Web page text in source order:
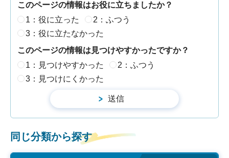
このページの情報はお役に立ちましたか？
1：役に立った
2：ふつう
3：役に立たなかった
このページの情報は見つけやすかったですか？
1：見つけやすかった
2：ふつう
3：見つけにくかった
同じ分類から探す